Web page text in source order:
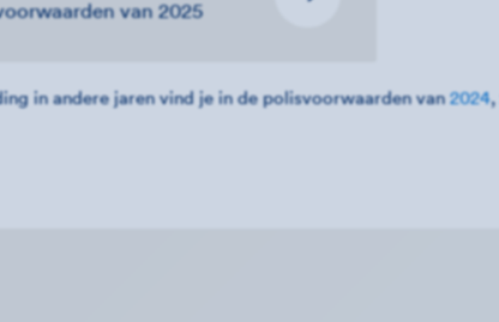
van 2025
in andere jaren vind je in de polisvoorwaarden van2024,